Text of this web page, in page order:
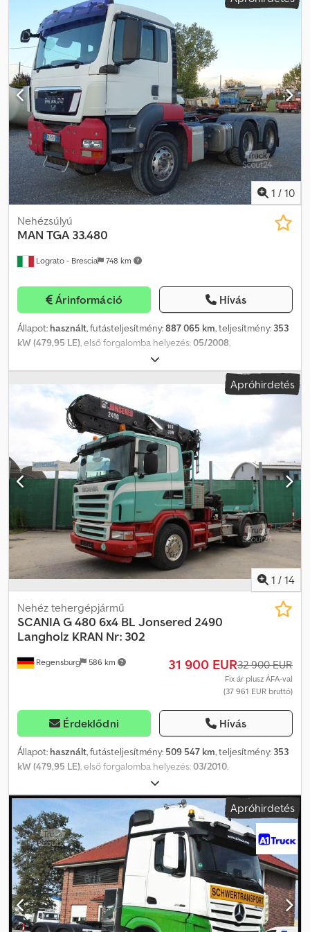
lassítóval Hátsó tengelyek: 13 t, hossz- és keresztirányú
differenciálzárral Hátsó tengelyek: légrugózással Első tengely: 9 t
Előfutó tengely: 8,0 t, tehermentesíthető Hidraulikus rendszer
alvázra szerelhető pótkocsihoz, 140 literes tartállyal
Elmozdítóberendezés: EVHD 800 Nyeregszerkezet: JSK 38, 3,5
hüvelyk Támogató lemez, hátul Forgójelző lámpák Munkalámpák
Fűtés (melegvízes rendszer) Klímaberendezés Parkoló
klímaberendezés Hűtőszekrény 2 fekvőhely a vezetőfülkében
Tárolórekeszek Dkjdsyxcn Uspfx Aagjr
1 / 10
Lograto - Brescia 748 km
Nehézsúlyú
MAN TGA 33.480
Árinformáció Hívás
Állapot: használt, futásteljesítmény:887 065 km, teljesítmény: 353
kW (479,95 LE), első forgalomba helyezés:05/2008,
, tengelyelrendezés:
kibocsátási osztály:Euro 4, felfüggesztés:acél-levegő, Gyártási év:
, MAN TGA 33.480, 2008-as évjárat, 887065 km, EURO4,
hidraulikus rendszer, manuális váltó, légrugós felfüggesztés
Dsdpfsqd Ripex Aagskr
Apróhirdetés
1 / 14
Regensburg 586 km
Nehéz tehergépjármű
SCANIAG 480 6x4 BL Jonsered 2490
Langholz KRAN Nr: 302
31 900 EUR32 900 EUR
Fix ár plusz ÁFA-val
(37 961 EUR bruttó)
Érdeklődni Hívás
Állapot: használt, futásteljesítmény: 509 547 km, teljesítmény: 353
kW (479,95 LE), első forgalomba helyezés:03/2010,
, össztömeg:
3 tengely, fékek:retarder, szín:kék, hajtástípus:mechanikai,
kibocsátási osztály:Euro 5 , Felszereltség:ABS, koromszűrő,
légkondicionálás, állófűtés, Jármű-azonosító szám:
XLEG6X40005232302 Kézi váltó – 12 sebességes Önsúly: 15.120 kg
AT DE esedékes Dkedpfx Aajt Aqy Rjger JONSERED 2490 A fa daru,
gyártási év: 2009, sorozatszám: 249000056 2 pontos kitámasztás –
ROTO farönkfogó Max. teherbírás: 5.850 kg – kinyúlásnál: 3.800 mm
Max. kinyúlás: 9.300 mm – akkor teherbírás: 2.360 kg Közepes
méretű fülke Retarder, digitális tachográf Automata klíma,
állófűtés, rádió-CD Úthasználati díj előkészítés, multifunkciós
Apróhirdetés